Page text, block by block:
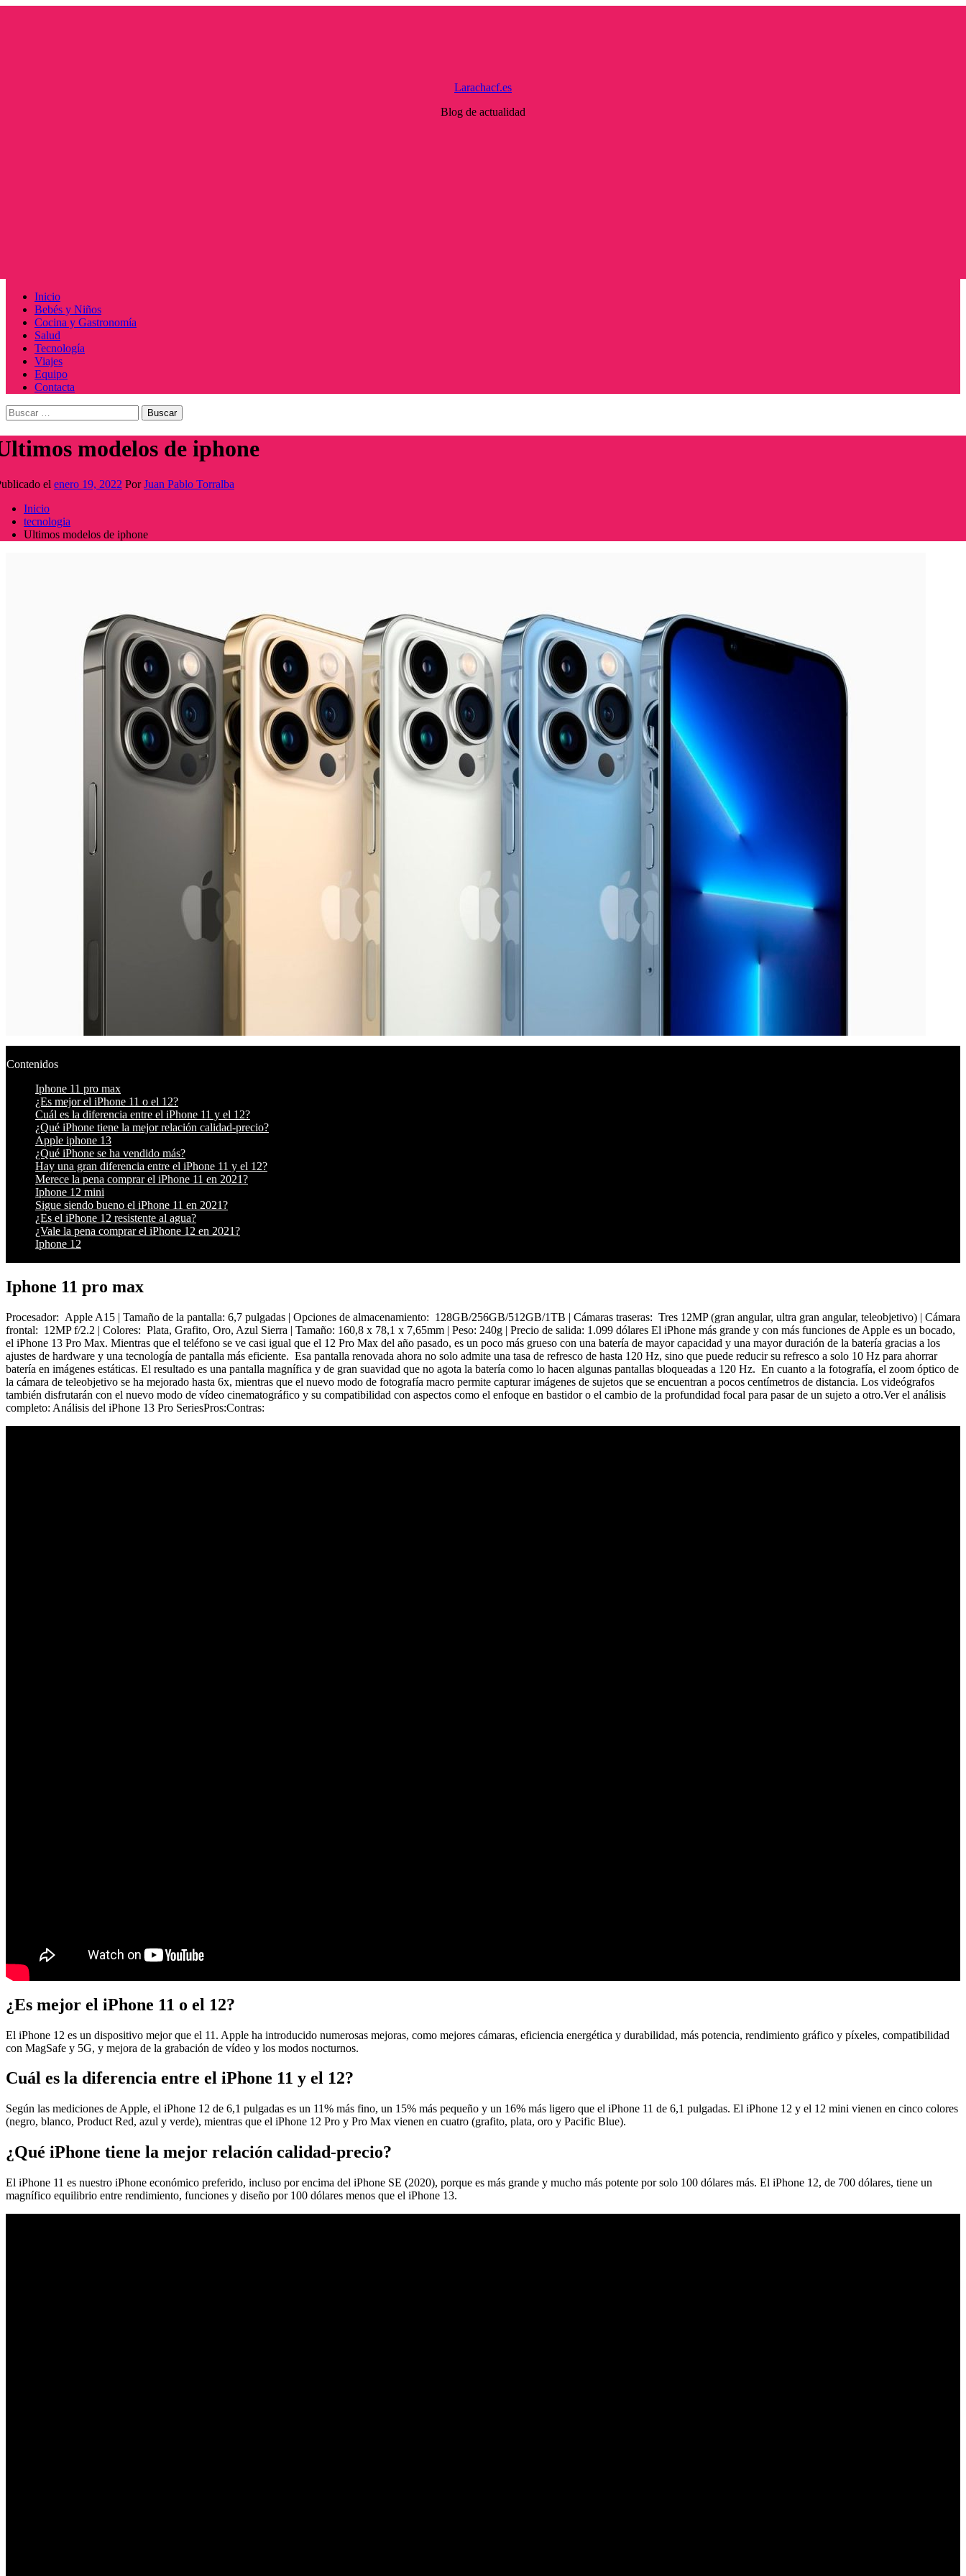
Larachacf.es
Blog de actualidad
Menú
principal
Inicio
Bebés y Niños
Cocina y Gastronomía
Salud
Tecnología
Viajes
Equipo
Contacta
Buscar:
modelos de iphone
el enero 19, 2022 PorJuan Pablo Torralba
Inicio
tecnologia
Ultimos modelos de iphone
Contenidos
Iphone 11 pro max
¿Es mejor el iPhone 11 o el 12?
Cuál es la diferencia entre el iPhone 11 y el 12?
¿Qué iPhone tiene la mejor relación calidad-precio?
Apple iphone 13
¿Qué iPhone se ha vendido más?
Hay una gran diferencia entre el iPhone 11 y el 12?
Merece la pena comprar el iPhone 11 en 2021?
Iphone 12 mini
Sigue siendo bueno el iPhone 11 en 2021?
¿Es el iPhone 12 resistente al agua?
¿Vale la pena comprar el iPhone 12 en 2021?
Iphone 12
Iphone 11 pro max
Procesador: Apple A15 | Tamaño de la pantalla: 6,7 pulgadas | Opciones de almacenamiento: 128GB/256GB/512GB/1TB | Cámaras traseras: Tres 12MP (gran angular, ultra gran angular, teleobjetivo) | Cámara
frontal: 12MP f/2.2 | Colores: Plata, Grafito, Oro, Azul Sierra | Tamaño: 160,8 x 78,1 x 7,65mm | Peso: 240g | Precio de salida: 1.099 dólares El iPhone más grande y con más funciones de Apple es un bocado,
el iPhone 13 Pro Max. Mientras que el teléfono se ve casi igual que el 12 Pro Max del año pasado, es un poco más grueso con una batería de mayor capacidad y una mayor duración de la batería gracias a los
ajustes de hardware y una tecnología de pantalla más eficiente. Esa pantalla renovada ahora no solo admite una tasa de refresco de hasta 120 Hz, sino que puede reducir su refresco a solo 10 Hz para ahorrar
batería en imágenes estáticas. El resultado es una pantalla magnífica y de gran suavidad que no agota la batería como lo hacen algunas pantallas bloqueadas a 120 Hz. En cuanto a la fotografía, el zoom óptico de
la cámara de teleobjetivo se ha mejorado hasta 6x, mientras que el nuevo modo de fotografía macro permite capturar imágenes de sujetos que se encuentran a pocos centímetros de distancia. Los videógrafos
también disfrutarán con el nuevo modo de vídeo cinematográfico y su compatibilidad con aspectos como el enfoque en bastidor o el cambio de la profundidad focal para pasar de un sujeto a otro.Ver el análisis
completo: Análisis del iPhone 13 Pro SeriesPros:Contras:
¿Es mejor el iPhone 11 o el 12?
El iPhone 12 es un dispositivo mejor que el 11. Apple ha introducido numerosas mejoras, como mejores cámaras, eficiencia energética y durabilidad, más potencia, rendimiento gráfico y píxeles, compatibilidad
con MagSafe y 5G, y mejora de la grabación de vídeo y los modos nocturnos.
Cuál es la diferencia entre el iPhone 11 y el 12?
Según las mediciones de Apple, el iPhone 12 de 6,1 pulgadas es un 11% más fino, un 15% más pequeño y un 16% más ligero que el iPhone 11 de 6,1 pulgadas. El iPhone 12 y el 12 mini vienen en cinco colores
(negro, blanco, Product Red, azul y verde), mientras que el iPhone 12 Pro y Pro Max vienen en cuatro (grafito, plata, oro y Pacific Blue).
¿Qué iPhone tiene la mejor relación calidad-precio?
El iPhone 11 es nuestro iPhone económico preferido, incluso por encima del iPhone SE (2020), porque es más grande y mucho más potente por solo 100 dólares más. El iPhone 12, de 700 dólares, tiene un
magnífico equilibrio entre rendimiento, funciones y diseño por 100 dólares menos que el iPhone 13.